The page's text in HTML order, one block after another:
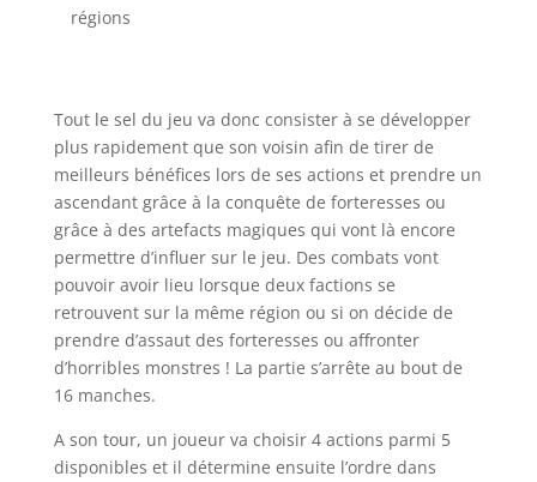
régions
Tout le sel du jeu va donc consister à se développer
plus rapidement que son voisin afin de tirer de
meilleurs bénéfices lors de ses actions et prendre un
ascendant grâce à la conquête de forteresses ou
grâce à des artefacts magiques qui vont là encore
permettre d’influer sur le jeu. Des combats vont
pouvoir avoir lieu lorsque deux factions se
retrouvent sur la même région ou si on décide de
prendre d’assaut des forteresses ou affronter
d’horribles monstres ! La partie s’arrête au bout de
16 manches.
A son tour, un joueur va choisir 4 actions parmi 5
disponibles et il détermine ensuite l’ordre dans